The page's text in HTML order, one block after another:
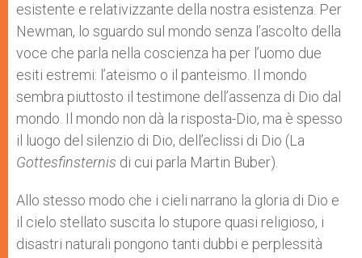
esistente e relativizzante della nostra esistenza. Per
Newman, lo sguardo sul mondo senza l’ascolto della
voce che parla nella coscienza ha per l’uomo due
esiti estremi: l’ateismo o il panteismo. Il mondo
sembra piuttosto il testimone dell’assenza di Dio dal
mondo. Il mondo non dà la risposta-Dio, ma è spesso
il luogo del silenzio di Dio, dell’eclissi di Dio (La
Gottesfinsternis di cui parla Martin Buber).
Allo stesso modo che i cieli narrano la gloria di Dio e
il cielo stellato suscita lo stupore quasi religioso, i
disastri naturali pongono tanti dubbi e perplessità